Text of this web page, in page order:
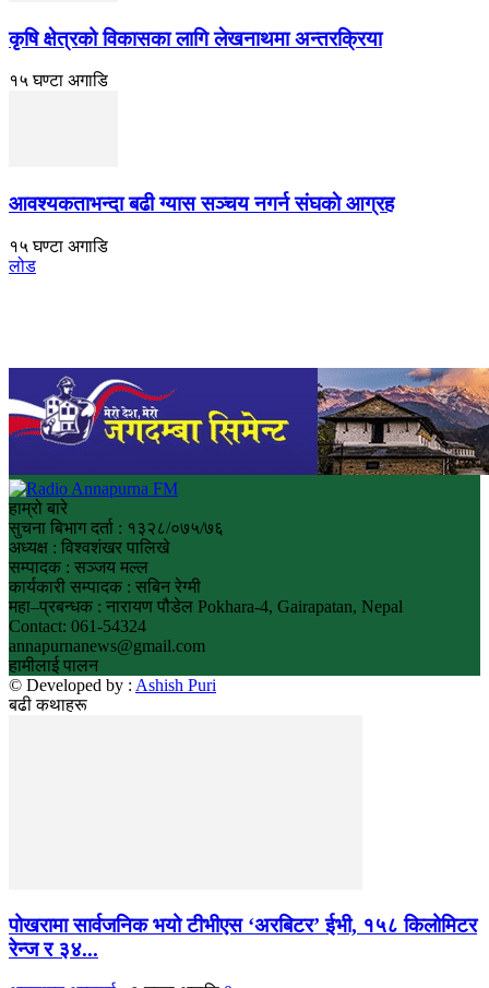
कृषि क्षेत्रको विकासका लागि लेखनाथमा अन्तरक्रिया
१५ घण्टा अगाडि
आवश्यकताभन्दा बढी ग्यास सञ्चय नगर्न संघकाे आग्रह
१५ घण्टा अगाडि
लोड
हाम्रो बारे
सुचना बिभाग दर्ता : १३२८/०७५/७६
अध्यक्ष : विश्वशंखर पालिखे
सम्पादक : सञ्जय मल्ल
कार्यकारी सम्पादक : सबिन रेग्मी
महा–प्रबन्धक : नारायण पौडेल Pokhara-4, Gairapatan, Nepal
Contact: 061-54324
annapurnanews@gmail.com
हामीलाई पालन
© Developed by : Ashish Puri
बढी कथाहरू
पोखरामा सार्वजनिक भयो टीभीएस ‘अरबिटर’ ईभी, १५८ किलोमिटर
रेन्ज र ३४...